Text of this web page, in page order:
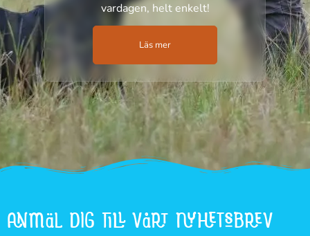
vardagen, helt enkelt!
Läs mer
ANMÄL DIG TILL VÅRT NYHETSBREV